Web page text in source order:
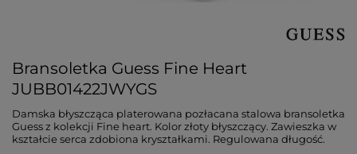
Bransoletka Guess Fine Heart
JUBB01422JWYGS
Damska błyszcząca platerowana pozłacana stalowa bransoletka
Guess z kolekcji Fine heart. Kolor złoty błyszczący. Zawieszka w
kształcie serca zdobiona kryształkami. Regulowana długość.